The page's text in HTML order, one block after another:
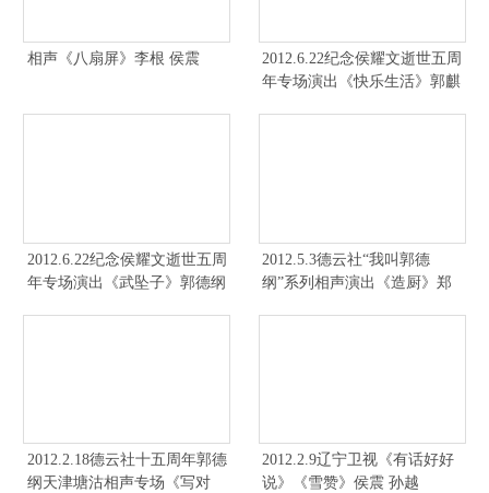
相声《八扇屏》李根 侯震
2012.6.22纪念侯耀文逝世五周
年专场演出《快乐生活》郭麒
2012.6.22纪念侯耀文逝世五周
年专场演出《武坠子》郭德纲
2012.5.3德云社“我叫郭德
纲”系列相声演出《造厨》郑
2012.2.18德云社十五周年郭德
纲天津塘沽相声专场《写对
2012.2.9辽宁卫视《有话好好
说》《雪赞》侯震 孙越